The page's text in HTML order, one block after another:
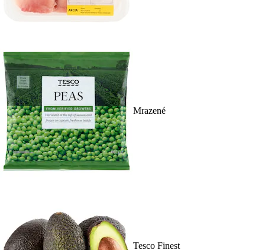
Mrazené
Tesco Finest